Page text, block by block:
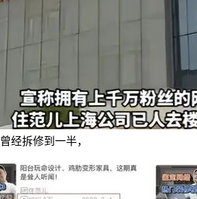
经拆修到一半，